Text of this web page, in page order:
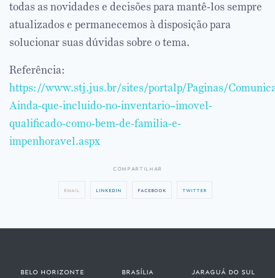
todas as novidades e decisões para mantê-los sempre
atualizados e permanecemos à disposição para
solucionar suas dúvidas sobre o tema.
Referência:
https://www.stj.jus.br/sites/portalp/Paginas/
Ainda-que-incluido-no-inventario–imovel-
qualificado-como-bem-de-familia-e-
impenhoravel.aspx
compartilhar
email linkedin facebook twitter
belo horizonte brasília jaraguá do sul